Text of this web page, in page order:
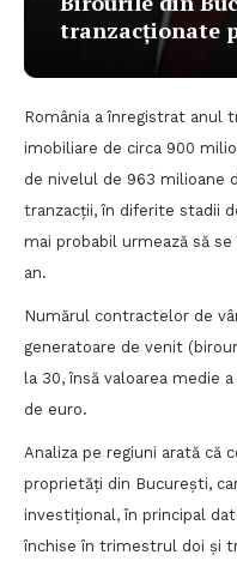
tranzacționate
România a înregistrat anul
imobiliare de circa 900
de nivelul de 963 milioane
tranzacții, în diferite stadii
mai probabil urmează să
an.
Numărul contractelor de
generatoare de venit
la 30, însă valoarea medie
de euro.
Analiza pe regiuni arată că
proprietăți din București,
investițional, în principal
închise în trimestrul doi și